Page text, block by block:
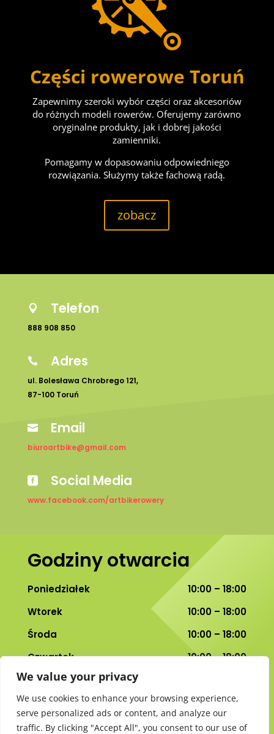
We value your privacy
We use cookies to enhance your browsing experience,
serve personalized ads or content, and analyze our
traffic. By clicking "Accept All", you consent to our use of
Części rowerowe Toruń
Zapewnimy szeroki wybór części oraz akcesoriów
do różnych modeli rowerów. Oferujemy zarówno
oryginalne produkty, jak i dobrej jakości
zamienniki.
Pomagamy w dopasowaniu odpowiedniego
rozwiązania. Służymy także fachową radą.
zobacz
 Telefon
888 908 850
 Adres
ul. Bolesława Chrobrego 121,
87-100 Toruń
 Email
biuroartbike@gmail.com
 Social Media
www.facebook.com/artbikerowery
Godziny otwarcia
Poniedziałek
10:00 – 18:00
Wtorek
10:00 – 18:00
Środa
10:00 – 18:00
Czwartek
10:00 – 18:00
Piątek
Sobota
10:00 – 14:00